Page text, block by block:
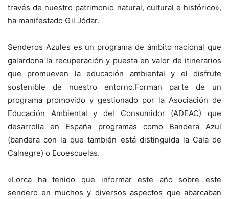
través de nuestro patrimonio natural, cultural e histórico»,
ha manifestado Gil Jódar.
Senderos Azules es un programa de ámbito nacional que
galardona la recuperación y puesta en valor de itinerarios
que promueven la educación ambiental y el disfrute
sostenible de nuestro entorno.Forman parte de un
programa promovido y gestionado por la Asociación de
Educación Ambiental y del Consumidor (ADEAC) que
desarrolla en España programas como Bandera Azul
(bandera con la que también está distinguida la Cala de
Calnegre) o Ecoescuelas.
«Lorca ha tenido que informar este año sobre este
sendero en muchos y diversos aspectos que abarcaban